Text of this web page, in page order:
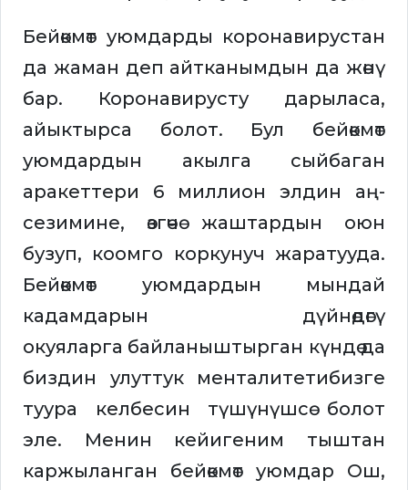
Бейөкмөт уюмдарды коронавирустан
да жаман деп айтканымдын да жөнү
бар. Коронавирусту дарыласа,
айыктырса болот. Бул бейөкмөт
уюмдардын акылга сыйбаган
аракеттери 6 миллион элдин аң-
сезимине, өзгөчө жаштардын оюн
бузуп, коомго коркунуч жаратууда.
Бейөкмөт уюмдардын мындай
кадамдарын дүйнөдөгү
окуяларга байланыштырган күндө да
биздин улуттук менталитетибизге
туура келбесин түшүнүшсө болот
эле. Менин кейигеним тыштан
каржыланган бейөкмөт уюмдар Ош,